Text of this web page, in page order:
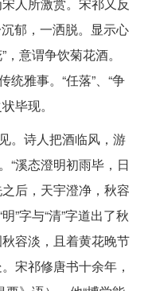
人所激赏。宋祁又反
沉郁，一洒脱。显示心
意谓争饮菊花酒。
雅事。“任落”、“争
毕现。
。诗人把酒临风，游
“溪态澄明初雨毕，日
后，天宇澄净，秋容
”字与“清”字道出了秋
容淡，且着黄花晚节
宋祁修唐书十余年，